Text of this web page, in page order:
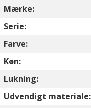
Mærke:
Serie:
Farve:
Køn:
Lukning:
Udvendigt materiale: